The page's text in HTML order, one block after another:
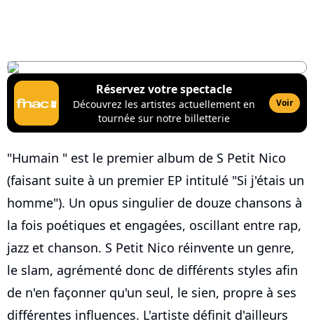
Réservez votre spectacle
Découvrez les artistes actuellement en
tournée sur notre billetterie
Voir
"Humain " est le premier album de S Petit Nico
(faisant suite à un premier EP intitulé "Si j'étais un
homme"). Un opus singulier de douze chansons à
la fois poétiques et engagées, oscillant entre rap,
jazz et chanson. S Petit Nico réinvente un genre,
le slam, agrémenté donc de différents styles afin
de n'en façonner qu'un seul, le sien, propre à ses
différentes influences. L'artiste définit d'ailleurs